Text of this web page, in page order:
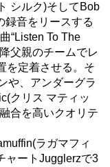
シルク)そしてBob
録音をリースする
“Listen To The
父親のチームでレ
を定着させる。そ
や、アンダーグラ
クリス マティッ
合を高いクオリテ
ラガマフィ
ャートJugglerzで3